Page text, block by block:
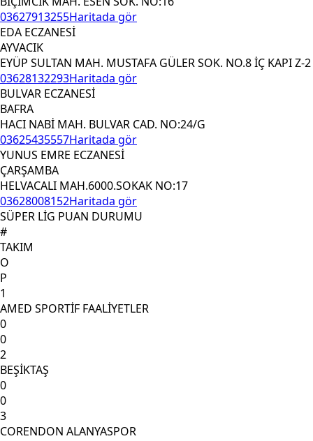
03627913255Haritada gör
EDA ECZANESİ
AYVACIK
EYÜP SULTAN MAH. MUSTAFA GÜLER SOK. NO.8 İÇ KAPI Z-2
03628132293Haritada gör
BULVAR ECZANESİ
BAFRA
HACI NABİ MAH. BULVAR CAD. NO:24/G
03625435557Haritada gör
YUNUS EMRE ECZANESİ
ÇARŞAMBA
HELVACALI MAH.6000.SOKAK NO:17
03628008152Haritada gör
SÜPER LİG PUAN DURUMU
#
TAKIM
O
P
1
AMED SPORTİF FAALİYETLER
0
0
2
BEŞİKTAŞ
0
0
3
CORENDON ALANYASPOR